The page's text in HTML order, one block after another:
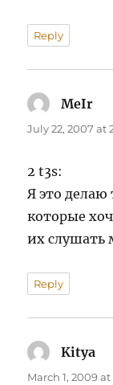
Reply
MeIr
July 22, 2007 at
2 t3s:
Я это делаю
которые
их слушать
Reply
Kitya
March 1, 2009 at